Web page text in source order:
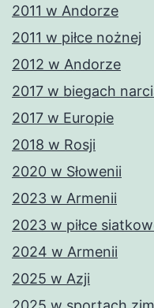
2011 w Andorze
2011 w piłce nożnej
2012 w Andorze
2017 w biegach
2017 w Europie
2018 w Rosji
2020 w Słowenii
2023 w Armenii
2023 w piłce
2024 w Armenii
2025 w Azji